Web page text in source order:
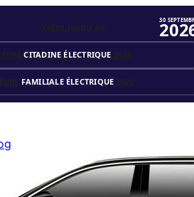
CITADINE ÉLECTRIQUE 2026
FAMILIALE ÉLECTRIQUE 2026
Votez jusqu'au
30